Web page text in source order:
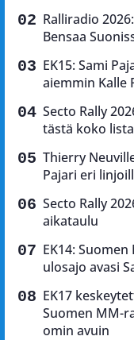
Ralliradio
Bensaa
EK15: Sami
aiemmin Kalle
Secto Rally
tästä koko lista
Thierry
Pajari eri
Secto Rally
aikataulu
EK14:
ulosajo avasi
EK17
Suomen MM-
omin avuin